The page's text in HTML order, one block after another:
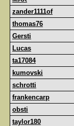
zander1111of
thomas76
Gersti
Lucas
ta17084
kumovski
schrotti
frankencarp
obsti
taylor180